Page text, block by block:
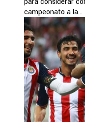
campeonato a la...